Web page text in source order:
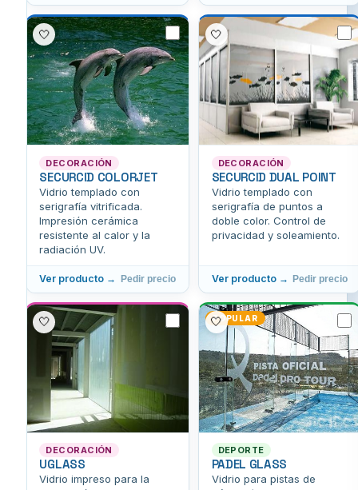
DECORACIÓN
SECURCID COLORJET
Vidrio templado con
serigrafía vitrificada.
Impresión cerámica
resistente al calor y la
radiación UV.
Ver producto → Pedir precio
🤍
DECORACIÓN
SECURCID DUAL POINT
Vidrio templado con
serigrafía de puntos a
doble color. Control de
privacidad y soleamiento.
Ver producto → Pedir precio
🤍
DECORACIÓN
UGLASS
Vidrio impreso para la
🤍 POPULAR
DEPORTE
PADEL GLASS
Vidrio para pistas de
🤍